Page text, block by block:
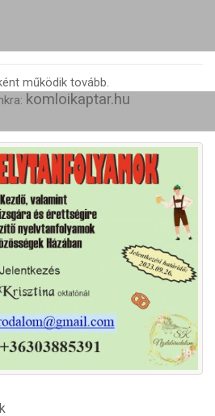
működik tovább.
komloikaptar.hu